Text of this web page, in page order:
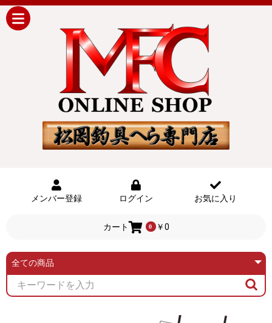
メンバー登録 ログイン お気に入り
カート 0 ￥0